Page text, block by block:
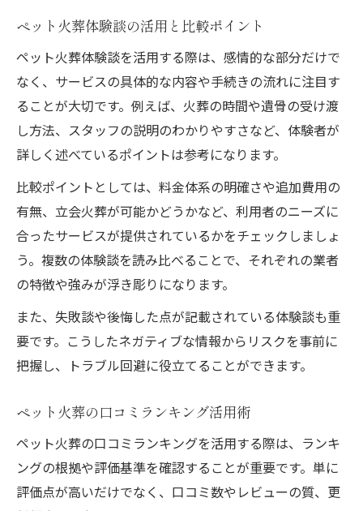
ペット火葬体験談の活用と比較ポイント
ペット火葬体験談を活用する際は、感情的な部分だけで
なく、サービスの具体的な内容や手続きの流れに注目す
ることが大切です。例えば、火葬の時間や遺骨の受け渡
し方法、スタッフの説明のわかりやすさなど、体験者が
詳しく述べているポイントは参考になります。
比較ポイントとしては、料金体系の明確さや追加費用の
有無、立会火葬が可能かどうかなど、利用者のニーズに
合ったサービスが提供されているかをチェックしましょ
う。複数の体験談を読み比べることで、それぞれの業者
の特徴や強みが浮き彫りになります。
また、失敗談や後悔した点が記載されている体験談も重
要です。こうしたネガティブな情報からリスクを事前に
把握し、トラブル回避に役立てることができます。
ペット火葬の口コミランキング活用術
ペット火葬の口コミランキングを活用する際は、ランキ
ングの根拠や評価基準を確認することが重要です。単に
評価点が高いだけでなく、口コミ数やレビューの質、更